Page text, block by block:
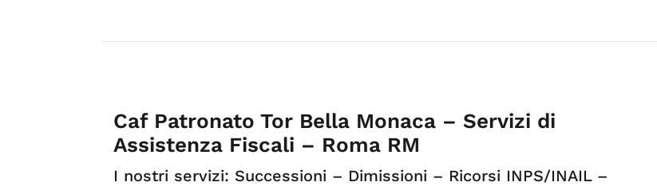
Caf Patronato Tor Bella Monaca – Servizi di
Assistenza Fiscali – Roma RM
I nostri servizi: Successioni – Dimissioni – Ricorsi INPS/INAIL –